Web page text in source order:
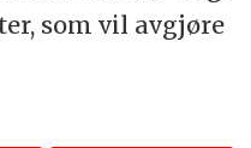
som vil avgjøre